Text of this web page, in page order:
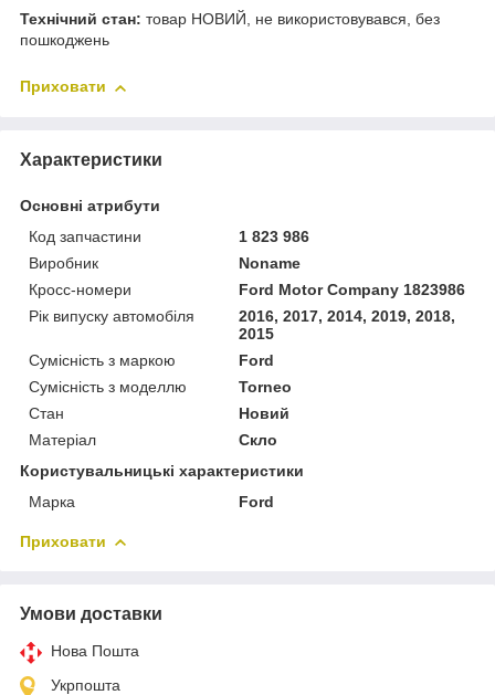
Технічний стан: товар НОВИЙ, не використовувався, без
пошкоджень
Приховати
Характеристики
Основні атрибути
Код запчастини
1 823 986
Виробник
Noname
Кросс-номери
Ford Motor Company 1823986
Рік випуску автомобіля
2016, 2017, 2014, 2019, 2018,
2015
Сумісність з маркою
Ford
Сумісність з моделлю
Torneo
Стан
Новий
Матеріал
Скло
Користувальницькі характеристики
Марка
Ford
Приховати
Умови доставки
Нова Пошта
Укрпошта